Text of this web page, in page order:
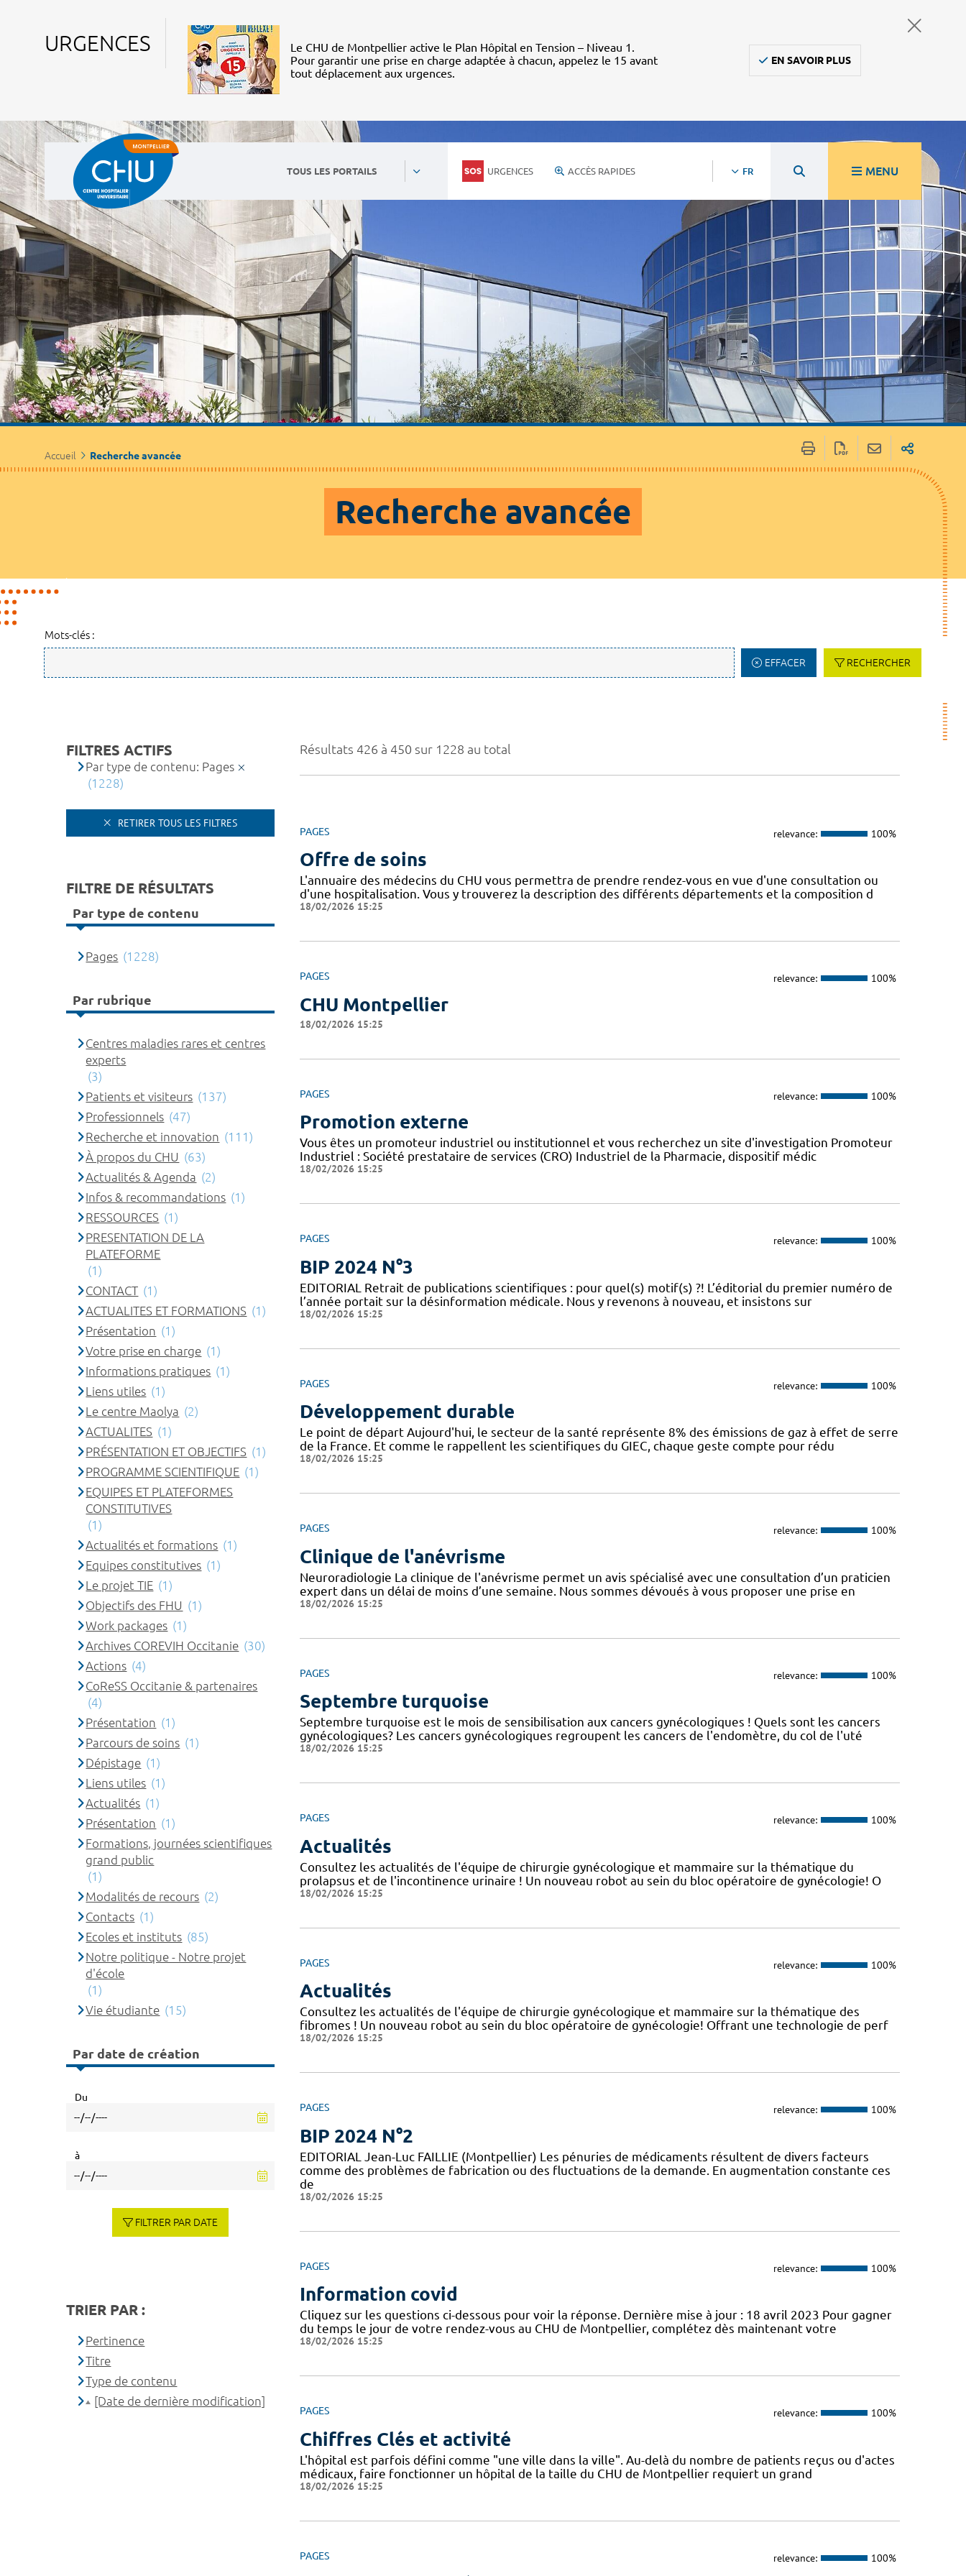
URGENCES
Le CHU de Montpellier active le Plan Hôpital en Tension – Niveau 1.
Pour garantir une prise en charge adaptée à chacun, appelez le 15 avant
tout déplacement aux urgences.
EN SAVOIR PLUS
TOUS LES PORTAILS URGENCES ACCÈS RAPIDES FR MENU
Accueil Recherche avancée
Recherche avancée
Mots-clés :
EFFACER RECHERCHER
Résultats 426 à 450 sur 1228 au total
PAGES relevance: 100%
Offre de soins
L'annuaire des médecins du CHU vous permettra de prendre rendez-vous en vue d'une consultation ou
d'une hospitalisation. Vous y trouverez la description des différents départements et la composition d
18/02/2026 15:25
PAGES relevance: 100%
CHU Montpellier
18/02/2026 15:25
PAGES relevance: 100%
Promotion externe
Vous êtes un promoteur industriel ou institutionnel et vous recherchez un site d'investigation Promoteur
Industriel : Société prestataire de services (CRO) Industriel de la Pharmacie, dispositif médic
18/02/2026 15:25
PAGES relevance: 100%
BIP 2024 N°3
EDITORIAL Retrait de publications scientifiques : pour quel(s) motif(s) ?! L’éditorial du premier numéro de
l’année portait sur la désinformation médicale. Nous y revenons à nouveau, et insistons sur
18/02/2026 15:25
PAGES relevance: 100%
Développement durable
Le point de départ Aujourd'hui, le secteur de la santé représente 8% des émissions de gaz à effet de serre
de la France. Et comme le rappellent les scientifiques du GIEC, chaque geste compte pour rédu
18/02/2026 15:25
PAGES relevance: 100%
Clinique de l'anévrisme
Neuroradiologie La clinique de l'anévrisme permet un avis spécialisé avec une consultation d’un praticien
expert dans un délai de moins d’une semaine. Nous sommes dévoués à vous proposer une prise en
18/02/2026 15:25
PAGES relevance: 100%
Septembre turquoise
Septembre turquoise est le mois de sensibilisation aux cancers gynécologiques ! Quels sont les cancers
gynécologiques? Les cancers gynécologiques regroupent les cancers de l'endomètre, du col de l'uté
18/02/2026 15:25
PAGES relevance: 100%
Actualités
Consultez les actualités de l'équipe de chirurgie gynécologique et mammaire sur la thématique du
prolapsus et de l'incontinence urinaire ! Un nouveau robot au sein du bloc opératoire de gynécologie! O
18/02/2026 15:25
PAGES relevance: 100%
Actualités
Consultez les actualités de l'équipe de chirurgie gynécologique et mammaire sur la thématique des
fibromes ! Un nouveau robot au sein du bloc opératoire de gynécologie! Offrant une technologie de perf
18/02/2026 15:25
PAGES relevance: 100%
BIP 2024 N°2
EDITORIAL Jean-Luc FAILLIE (Montpellier) Les pénuries de médicaments résultent de divers facteurs
comme des problèmes de fabrication ou des fluctuations de la demande. En augmentation constante ces
de
18/02/2026 15:25
PAGES relevance: 100%
Information covid
Cliquez sur les questions ci-dessous pour voir la réponse. Dernière mise à jour : 18 avril 2023 Pour gagner
du temps le jour de votre rendez-vous au CHU de Montpellier, complétez dès maintenant votre
18/02/2026 15:25
PAGES relevance: 100%
Chiffres Clés et activité
L'hôpital est parfois défini comme "une ville dans la ville". Au-delà du nombre de patients reçus ou d'actes
médicaux, faire fonctionner un hôpital de la taille du CHU de Montpellier requiert un grand
18/02/2026 15:25
PAGES relevance: 100%
FILTRES ACTIFS
Par type de contenu: Pages
(1228)
RETIRER TOUS LES FILTRES
FILTRE DE RÉSULTATS
Par type de contenu
Pages (1228)
Par rubrique
Centres maladies rares et centres
experts
(3)
Patients et visiteurs (137)
Professionnels (47)
Recherche et innovation (111)
À propos du CHU (63)
Actualités & Agenda (2)
Infos & recommandations (1)
RESSOURCES (1)
PRESENTATION DE LA
PLATEFORME
(1)
CONTACT (1)
ACTUALITES ET FORMATIONS (1)
Présentation (1)
Votre prise en charge (1)
Informations pratiques (1)
Liens utiles (1)
Le centre Maolya (2)
ACTUALITES (1)
PRÉSENTATION ET OBJECTIFS (1)
PROGRAMME SCIENTIFIQUE (1)
EQUIPES ET PLATEFORMES
CONSTITUTIVES
(1)
Actualités et formations (1)
Equipes constitutives (1)
Le projet TIE (1)
Objectifs des FHU (1)
Work packages (1)
Archives COREVIH Occitanie (30)
Actions (4)
CoReSS Occitanie & partenaires
(4)
Présentation (1)
Parcours de soins (1)
Dépistage (1)
Liens utiles (1)
Actualités (1)
Présentation (1)
Formations, journées scientifiques
grand public
(1)
Modalités de recours (2)
Contacts (1)
Ecoles et instituts (85)
Notre politique - Notre projet
d'école
(1)
Vie étudiante (15)
Par date de création
Du
à
FILTRER PAR DATE
TRIER PAR :
Pertinence
Titre
Type de contenu
[Date de dernière modification]